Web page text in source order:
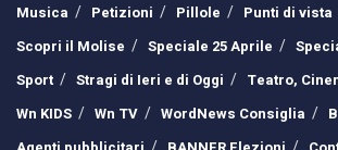
Musica
Petizioni Pillole Punti di vista
Scopri il Molise
Speciale 25 Aprile
Sport
Stragi di Ieri e di Oggi
Teatro,
Wn KIDS
Wn TV WordNews Consiglia